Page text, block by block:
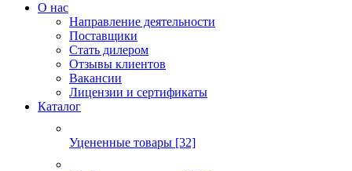
О нас
Направление деятельности
Поставщики
Стать дилером
Отзывы клиентов
Вакансии
Лицензии и сертификаты
Каталог
Уцененные товары [32]